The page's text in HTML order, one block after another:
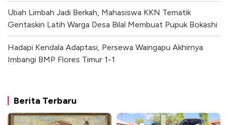
Ubah Limbah Jadi Berkah, Mahasiswa KKN Tematik
Gentaskin Latih Warga Desa Bilal Membuat Pupuk Bokashi
Hadapi Kendala Adaptasi, Persewa Waingapu Akhirnya
Imbangi BMP Flores Timur 1-1
Berita Terbaru